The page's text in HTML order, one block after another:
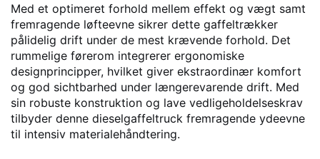
Med et optimeret forhold mellem effekt og vægt samt
fremragende løfteevne sikrer dette gaffeltrækker
pålidelig drift under de mest krævende forhold. Det
rummelige førerom integrerer ergonomiske
designprincipper, hvilket giver ekstraordinær komfort
og god sichtbarhed under længerevarende drift. Med
sin robuste konstruktion og lave vedligeholdelseskrav
tilbyder denne dieselgaffeltruck fremragende ydeevne
til intensiv materialehåndtering.